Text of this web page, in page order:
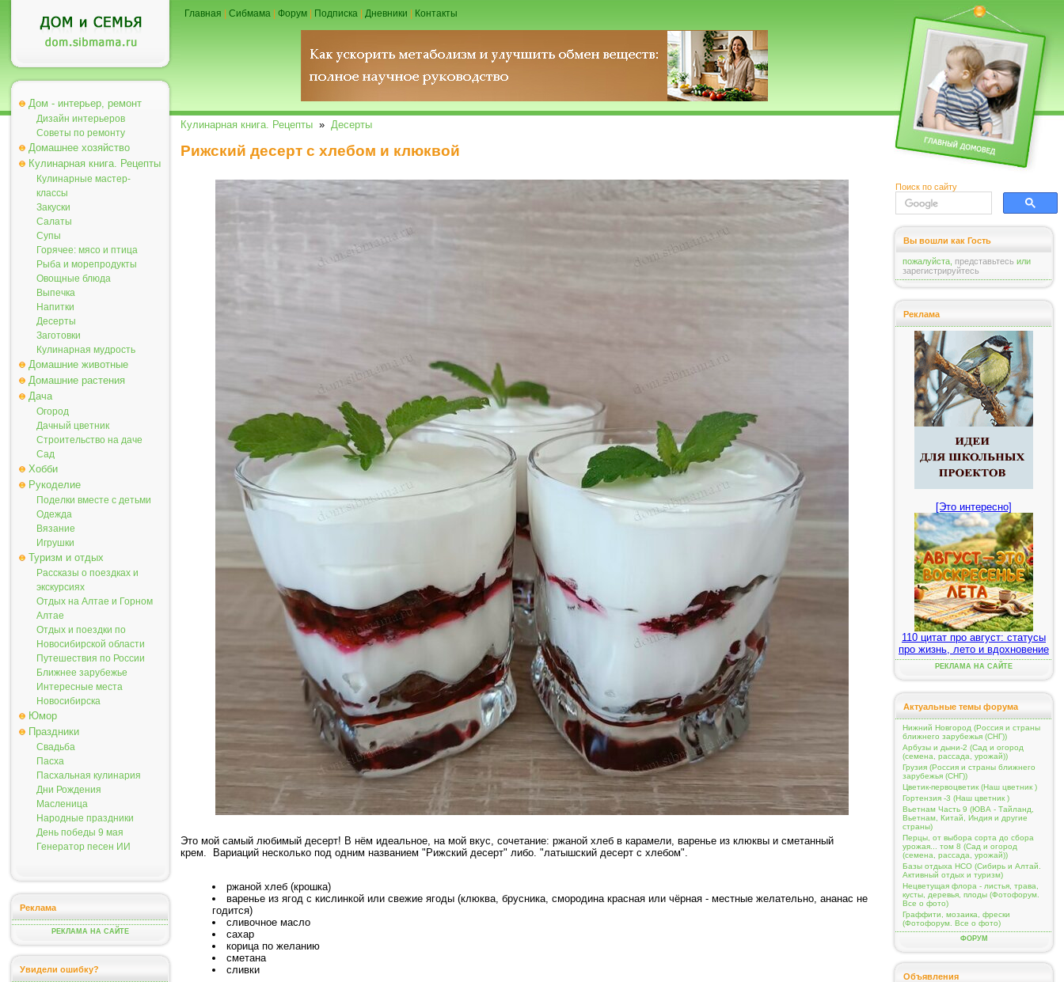
Дом - интерьер, ремонт
Дизайн интерьеров
Советы по ремонту
Домашнее хозяйство
Кулинарная книга. Рецепты
Кулинарные мастер-
классы
Закуски
Салаты
Супы
Горячее: мясо и птица
Рыба и морепродукты
Овощные блюда
Выпечка
Напитки
Десерты
Заготовки
Кулинарная мудрость
Домашние животные
Домашние растения
Дача
Огород
Дачный цветник
Строительство на даче
Сад
Хобби
Рукоделие
Поделки вместе с детьми
Одежда
Вязание
Игрушки
Туризм и отдых
Рассказы о поездках и
экскурсиях
Отдых на Алтае и Горном
Алтае
Отдых и поездки по
Новосибирской области
Путешествия по России
Ближнее зарубежье
Интересные места
Новосибирска
Юмор
Праздники
Свадьба
Пасха
Пасхальная кулинария
Дни Рождения
Масленица
Народные праздники
День победы 9 мая
Генератор песен ИИ
Реклама
РЕКЛАМА НА САЙТЕ
Увидели ошибку?
Главная Сибмама Форум Подписка Дневники Контакты
Кулинарная книга. Рецепты » Десерты
Рижский десерт с хлебом и клюквой
Это мой самый любимый десерт! В нём идеальное, на мой вкус, сочетание: ржаной хлеб в карамели, варенье из клюквы и сметанный
крем. Вариаций несколько под одним названием "Рижский десерт" либо. "латышский десерт с хлебом".
ржаной хлеб (крошка)
варенье из ягод с кислинкой или свежие ягоды (клюква, брусника, смородина красная или чёрная - местные желательно, ананас не
годится)
сливочное масло
сахар
корица по желанию
сметана
сливки
Поиск по сайту
Вы вошли как Гость
пожалуйста, представьтесь или
зарегистрируйтесь
Реклама
[Это интересно]
110 цитат про август: статусы
про жизнь, лето и вдохновение
РЕКЛАМА НА САЙТЕ
Актуальные темы форума
Нижний Новгород (Россия и страны
ближнего зарубежья (СНГ))
Арбузы и дыни-2 (Сад и огород
(семена, рассада, урожай))
Грузия (Россия и страны ближнего
зарубежья (СНГ))
Цветик-первоцветик (Наш цветник )
Гортензия -3 (Наш цветник )
Вьетнам Часть 9 (ЮВА - Тайланд,
Вьетнам, Китай, Индия и другие
страны)
Перцы, от выбора сорта до сбора
урожая... том 8 (Сад и огород
(семена, рассада, урожай))
Базы отдыха НСО (Сибирь и Алтай.
Активный отдых и туризм)
Нецветущая флора - листья, трава,
кусты, деревья, плоды (Фотофорум.
Все о фото)
Граффити, мозаика, фрески
(Фотофорум. Все о фото)
ФОРУМ
Объявления